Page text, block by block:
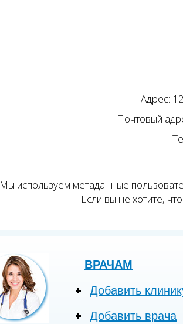
Адрес:
Почтовый
Мы используем метаданные
Если вы не хотите,
ВРАЧАМ
Добавить
Добавить врача